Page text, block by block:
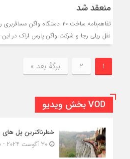
منعقد شد
تفاهم‌نامه ساخت ۲۰ دستگاه
نقل ریلی رجا و شرکت واگن پارس اراک در
1
2 برگهٔ بعد »
VOD بخش ویدیو
خطرناکترین پل
30 آگوست 2024 - 17:00